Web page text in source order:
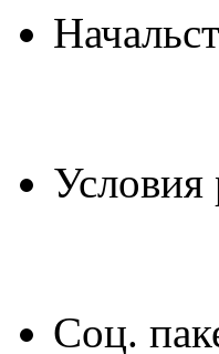
Условия
Соц.